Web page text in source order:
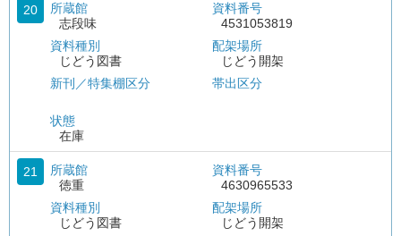
20
所蔵館
志段味
資料種別
じどう図書
新刊／特集棚区分
状態
在庫
資料番号
4531053819
配架場所
じどう開架
帯出区分
21
所蔵館
徳重
資料種別
じどう図書
資料番号
4630965533
配架場所
じどう開架